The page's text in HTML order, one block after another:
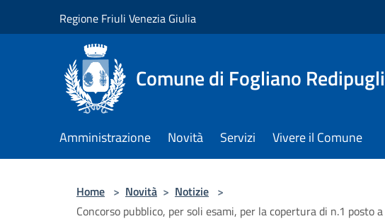
Regione Friuli Venezia Giulia
Comune di Fogliano
Amministrazione Novità Servizi Vivere il Comune
Home > Novità > Notizie >
Concorso pubblico, per soli esami, per la copertura di n.1